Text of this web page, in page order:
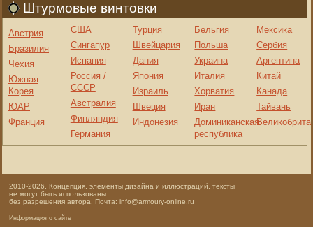
Штурмовые винтовки
Австрия
Бразилия
Чехия
Южная
Корея
ЮАР
Франция
США
Сингапур
Испания
Россия /
СССР
Австралия
Финляндия
Германия
Турция
Швейцария
Дания
Япония
Израиль
Швеция
Индонезия
Бельгия
Польша
Украина
Италия
Хорватия
Иран
Доминиканская
республика
Мексика
Сербия
Аргентина
Китай
Канада
Тайвань
2010-2026. Концепция, элементы дизайна и иллюстраций, тексты
не могут быть использованы
без разрешения автора. Почта: info@armoury-online.ru
Информация о сайте